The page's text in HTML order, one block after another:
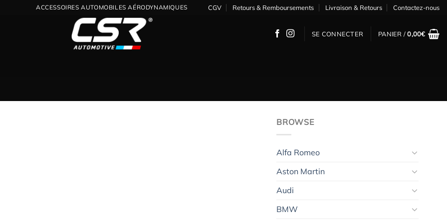
ACCESSOIRES AUTOMOBILES AÉRODYNAMIQUES CGV Retours & Remboursements Livraison & Retours Contactez-nous
SE CONNECTER PANIER /0,00€
BROWSE
Alfa Romeo
Aston Martin
Audi
BMW